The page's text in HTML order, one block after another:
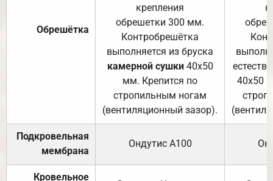
Обрешётка
крепления
обрешетки 300 мм.
Контробрешётка
выполняется из бруска
камерной сушки40х50
мм. Крепится по
стропильным ногам
(вентиляционный зазор).
40х50
Подкровельная
мембрана
Ондутис А100
Кровельное